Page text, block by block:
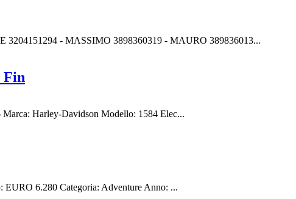
- MASSIMO 3898360319 - MAURO 389836013...
Fin
Harley-Davidson Modello: 1584 Elec...
6.280 Categoria: Adventure Anno: ...